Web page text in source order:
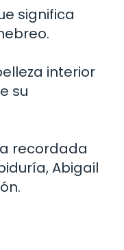
significa
interior
su
recordada
Abigail